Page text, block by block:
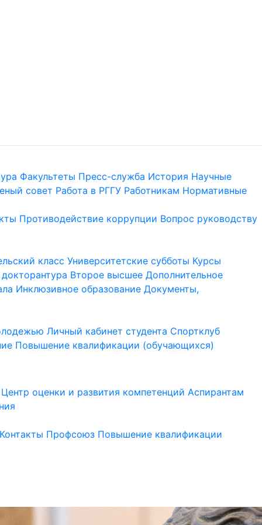
Факультеты Пресс-служба История Научные
совет Работа в РГГУ Работникам Нормативные
Противодействие коррупции Вопрос руководству
класс Университетские субботы Курсы
Второе высшее Дополнительное
Инклюзивное образование Документы,
Личный кабинет студента Спортклуб
Повышение квалификации (обучающихся)
Центр оценки и развития компетенций Аспирантам
Контакты Профсоюз Повышение квалификации